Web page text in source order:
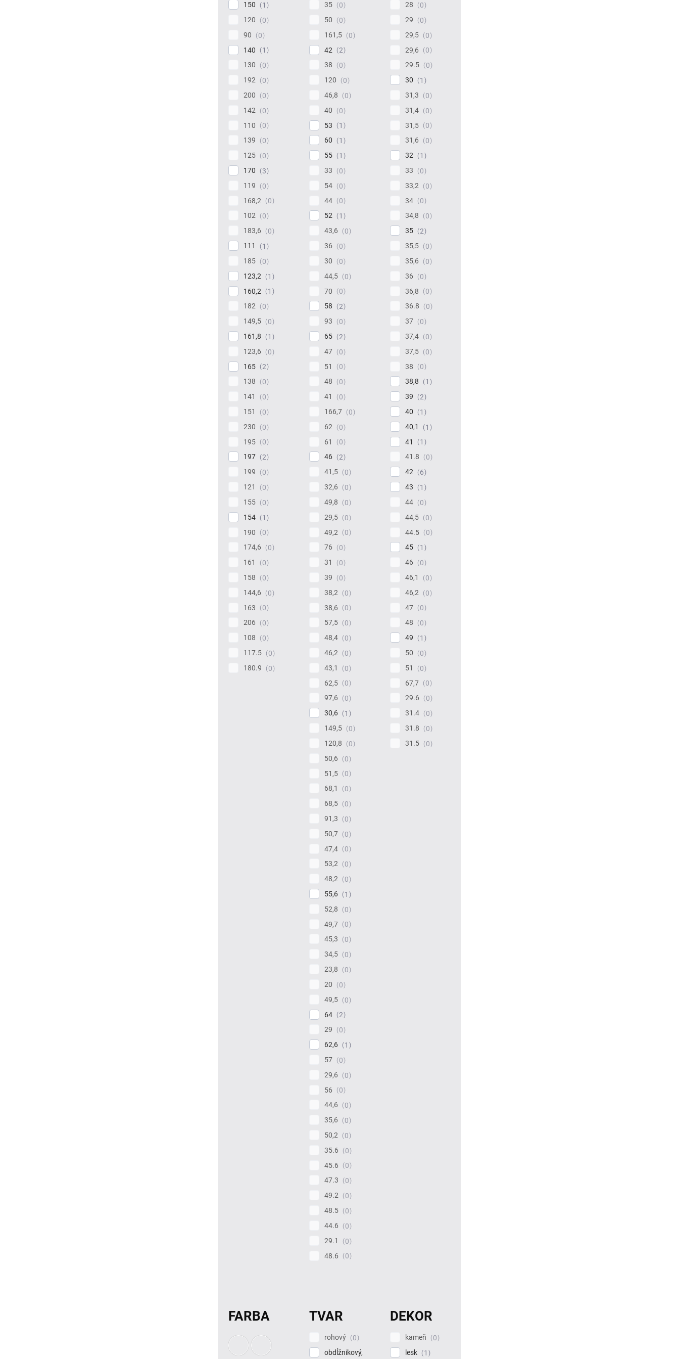
150
1
120
0
90
0
140
1
130
0
192
0
200
0
142
0
110
0
139
0
125
0
170
3
119
0
168,2
0
102
0
183,6
0
111
1
185
0
123,2
1
160,2
1
182
0
149,5
0
161,8
1
123,6
0
165
2
138
0
141
0
151
0
230
0
195
0
197
2
199
0
121
0
155
0
154
1
190
0
174,6
0
161
0
158
0
144,6
0
163
0
206
0
108
0
117.5
0
180.9
0
35
0
50
0
161,5
0
42
2
38
0
120
0
46,8
0
40
0
53
1
60
1
55
1
33
0
54
0
44
0
52
1
43,6
0
36
0
30
0
44,5
0
70
0
58
2
93
0
65
2
47
0
51
0
48
0
41
0
166,7
0
62
0
61
0
46
2
41,5
0
32,6
0
49,8
0
29,5
0
49,2
0
76
0
31
0
39
0
38,2
0
38,6
0
57,5
0
48,4
0
46,2
0
43,1
0
62,5
0
97,6
0
30,6
1
149,5
0
120,8
0
50,6
0
51,5
0
68,1
0
68,5
0
91,3
0
50,7
0
47,4
0
53,2
0
48,2
0
55,6
1
52,8
0
49,7
0
45,3
0
34,5
0
23,8
0
20
0
49,5
0
64
2
29
0
62,6
1
57
0
29,6
0
56
0
44,6
0
35,6
0
50,2
0
35.6
0
45.6
0
47.3
0
49.2
0
48.5
0
44.6
0
29.1
0
48.6
0
28
0
29
0
29,5
0
29,6
0
29.5
0
30
1
31,3
0
31,4
0
31,5
0
31,6
0
32
1
33
0
33,2
0
34
0
34,8
0
35
2
35,5
0
35,6
0
36
0
36,8
0
36.8
0
37
0
37,4
0
37,5
0
38
0
38,8
1
39
2
40
1
40,1
1
41
1
41.8
0
42
6
43
1
44
0
44,5
0
44.5
0
45
1
46
0
46,1
0
46,2
0
47
0
48
0
49
1
50
0
51
0
67,7
0
29.6
0
31.4
0
31.8
0
31.5
0
FARBA TVAR
rohový
0
obdĺžnikový,
DEKOR
kameň
0
lesk
1